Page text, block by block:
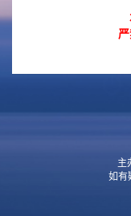
主
如有